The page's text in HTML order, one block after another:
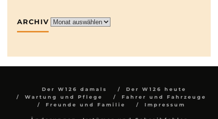
ARCHIV Archiv
Der W126 damals
Der W126 heute
Wartung und Pflege
Fahrer und Fahrzeuge
Freunde und Familie
Impressum